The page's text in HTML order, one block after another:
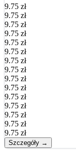
9.75 zł
9.75 zł
9.75 zł
9.75 zł
9.75 zł
9.75 zł
9.75 zł
9.75 zł
9.75 zł
9.75 zł
9.75 zł
9.75 zł
9.75 zł
9.75 zł
9.75 zł
Szczegóły →